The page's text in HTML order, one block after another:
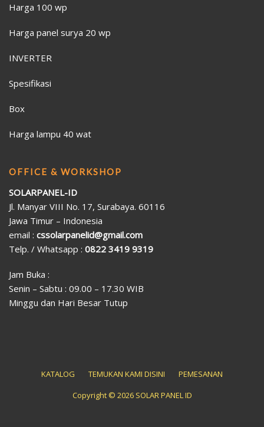
Harga 100 wp
Harga panel surya 20 wp
INVERTER
Spesifikasi
Box
Harga lampu 40 wat
OFFICE & WORKSHOP
SOLARPANEL-ID
Jl. Manyar VIII No. 17, Surabaya. 60116
Jawa Timur – Indonesia
email : cssolarpanelid@gmail.com
Telp. / Whatsapp : 0822 3419 9319
Jam Buka :
Senin – Sabtu : 09.00 – 17.30 WIB
Minggu dan Hari Besar Tutup
KATALOG TEMUKAN KAMI DISINI
PEMESANAN
Copyright © 2026 SOLAR PANEL ID